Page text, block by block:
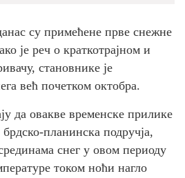
су примећене прве снежне
је реч о краткотрајном и
становнике је
већ почетком октобра.
да овакве временске прилике
планинска подручја,
снег у овом периоду
током ноћи нагло